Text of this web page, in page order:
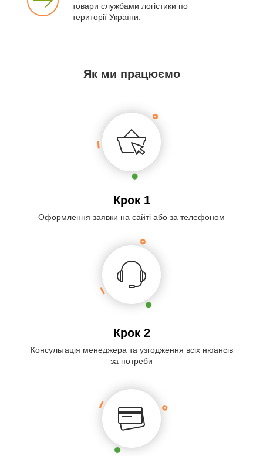
товари службами логістики по
території України.
Як ми працюємо
Крок 1
Оформлення заявки на сайті або за телефоном
Крок 2
Консультація менеджера та узгодження всіх нюансів
за потреби